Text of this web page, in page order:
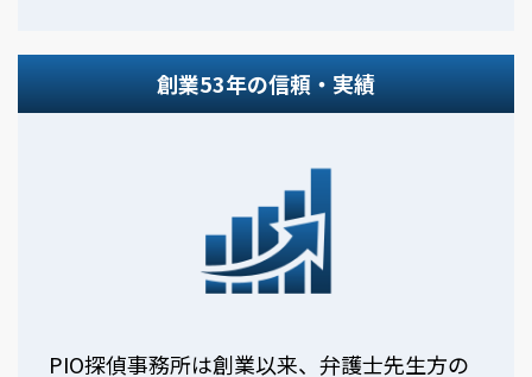
創業53年の信頼・実績
PIO探偵事務所は創業以来、弁護士先生方の